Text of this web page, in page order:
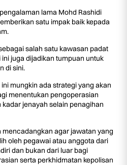
lama Mohd Rashidi
satu impak baik kepada
salah satu kawasan padat
juga dijadikan tumpuan untuk
di sini.
mungkin ada strategi yang akan
menentukan pengoperasian
jenayah selain penagihan
mencadangkan agar jawatan yang
oleh pegawai atau anggota dari
dan bukan dari luar bagi
serta perkhidmatan kepolisan